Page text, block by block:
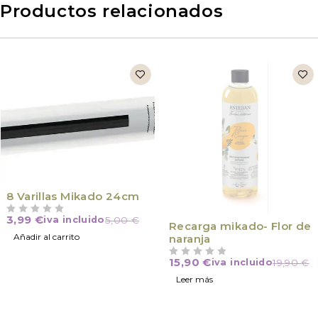
Productos relacionados
8 Varillas Mikado 24cm
5,00€
3,99 €iva incluido
Añadir al carrito
VÍCTIMA DE SU ÉXITO
Recarga mikado- Flor de
naranja
19,90€
15,90€iva incluido
Leer más